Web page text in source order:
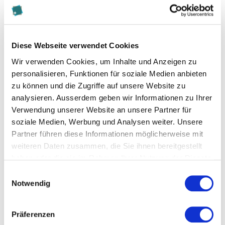
Diese Webseite verwendet Cookies
Wir verwenden Cookies, um Inhalte und Anzeigen zu
personalisieren, Funktionen für soziale Medien anbieten
zu können und die Zugriffe auf unsere Website zu
analysieren. Ausserdem geben wir Informationen zu Ihrer
Verwendung unserer Website an unsere Partner für
soziale Medien, Werbung und Analysen weiter. Unsere
Partner führen diese Informationen möglicherweise mit
weiteren Daten zusammen, die Sie ihnen bereitgestellt
Notwendig
Präferenzen
muss sich konzentrieren können und seine eigenen
Bedürfnisse (Freunde, Kino etc) auch mal
eine Antwort auf seine eventuellen Fragen zu
erhalten. Ich habe mich dennoch nie allein gefühlt,
denn die Betreuung seitens der Studienleitung war
immer gut, wie auch dir Erreichbarkeit.
Welche Tipps haben Sie für
Studieninteressierte, die noch unsicher
ist?
der gerne für sich selbst arbeitet? Oder bin ich lieber